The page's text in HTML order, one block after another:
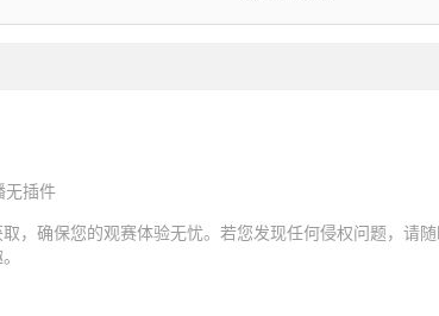
无插件
，确保您的观赛体验无忧。若您发现任何侵权问题，请